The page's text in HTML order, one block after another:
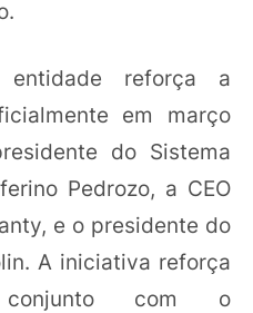
reforça a
em março
do Sistema
Pedrozo, a CEO
e o presidente do
A iniciativa reforça
com o